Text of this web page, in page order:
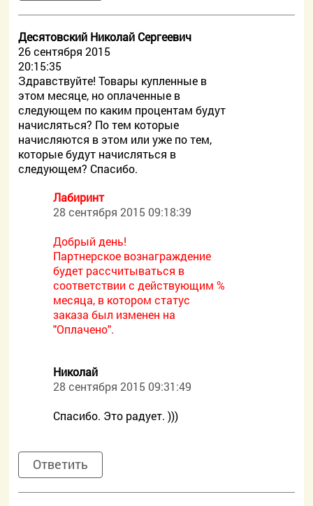
Десятовский Николай Сергеевич
26 сентября 2015
20:15:35
Здравствуйте! Товары купленные в
этом месяце, но оплаченные в
следующем по каким процентам будут
начисляться? По тем которые
начисляются в этом или уже по тем,
которые будут начисляться в
следующем? Спасибо.
Лабиринт
28 сентября 2015 09:18:39
Добрый день!
Партнерское вознаграждение
будет рассчитываться в
соответствии с действующим %
месяца, в котором статус
заказа был изменен на
"Оплачено".
Николай
28 сентября 2015 09:31:49
Спасибо. Это радует. )))
Ответить